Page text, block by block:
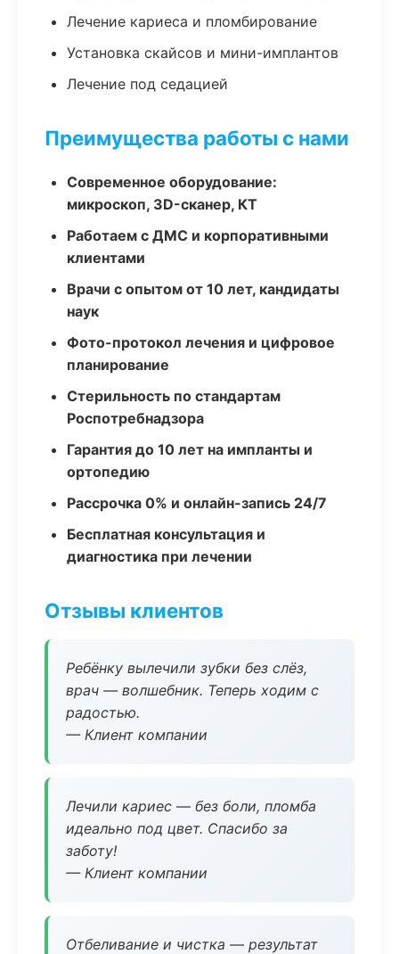
Лечение кариеса и пломбирование
Установка скайсов и мини-имплантов
Лечение под седацией
Преимущества работы с нами
Современное оборудование:
микроскоп, 3D-сканер, КТ
Работаем с ДМС и корпоративными
клиентами
Врачи с опытом от 10 лет, кандидаты
наук
Фото-протокол лечения и цифровое
планирование
Стерильность по стандартам
Роспотребнадзора
Гарантия до 10 лет на импланты и
ортопедию
Рассрочка 0% и онлайн-запись 24/7
Бесплатная консультация и
диагностика при лечении
Отзывы клиентов
Ребёнку вылечили зубки без слёз,
врач — волшебник. Теперь ходим с
радостью.
— Клиент компании
Лечили кариес — без боли, пломба
идеально под цвет. Спасибо за
заботу!
— Клиент компании
Отбеливание и чистка — результат